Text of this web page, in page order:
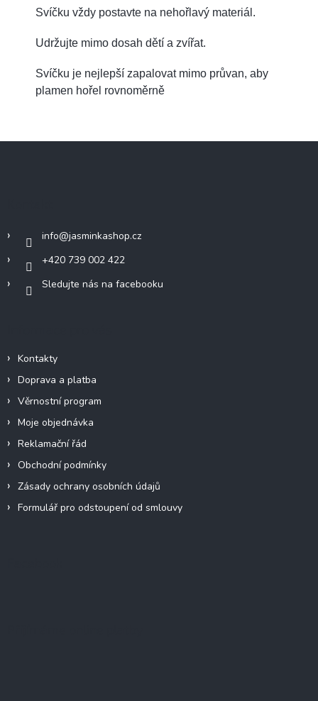
Svíčku vždy postavte na nehořlavý materiál.
Udržujte mimo dosah dětí a zvířat.
Svíčku je nejlepší zapalovat mimo průvan, aby
plamen hořel rovnoměrně
info@jasminkashop.cz
+420 739 002 422
Sledujte nás na facebooku
Kontakty
Doprava a platba
Věrnostní program
Moje objednávka
Reklamační řád
Obchodní podmínky
Zásady ochrany osobních údajů
Formulář pro odstoupení od smlouvy